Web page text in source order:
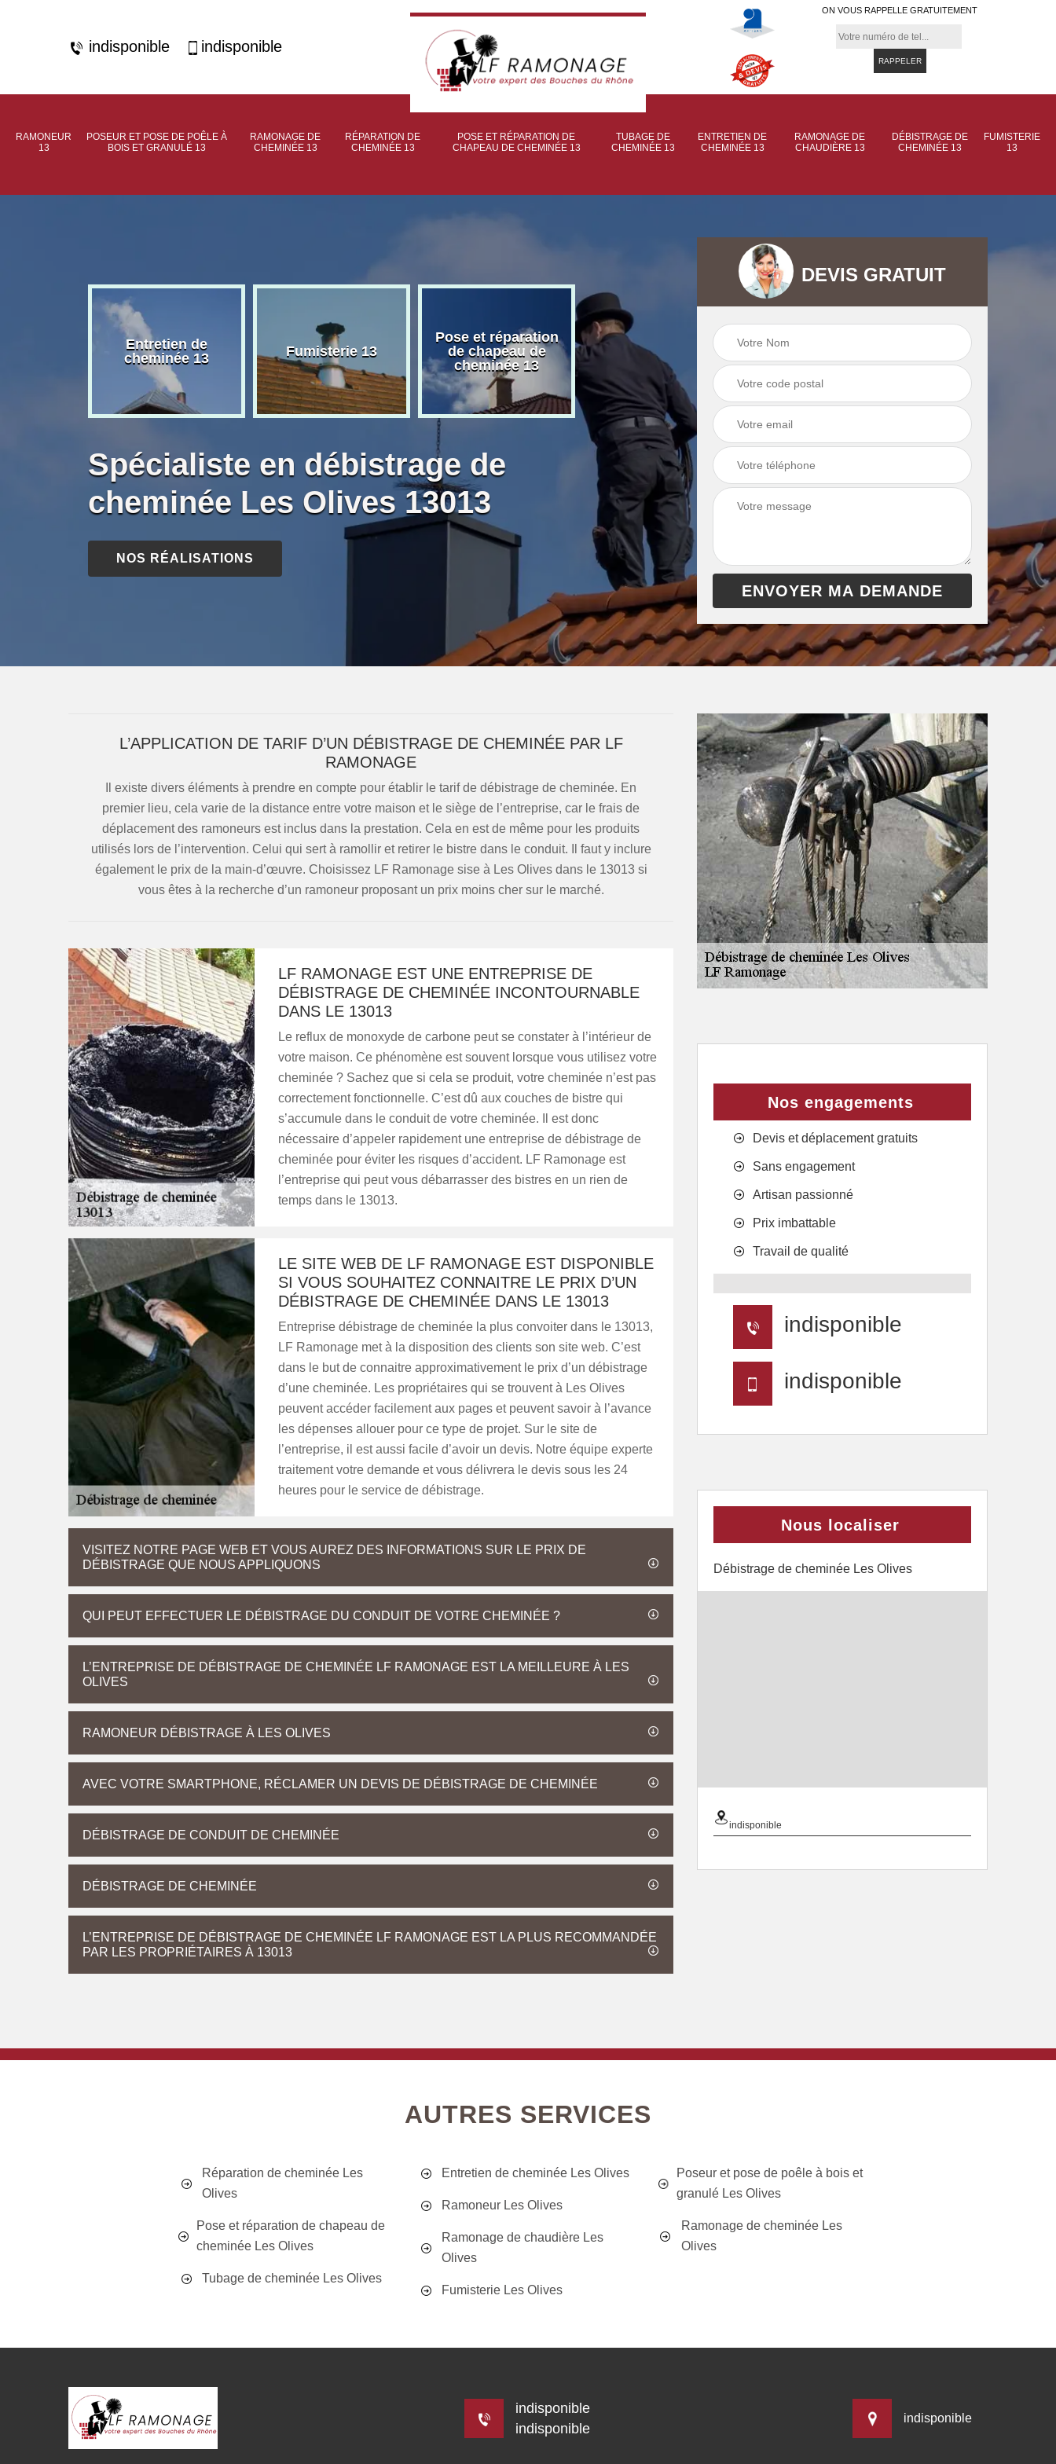
indisponible indisponible
ON VOUS RAPPELLE GRATUITEMENT
RAMONEUR
13
POSEUR ET POSE DE POÊLE À
BOIS ET GRANULÉ 13
RAMONAGE DE
CHEMINÉE 13
RÉPARATION DE
CHEMINÉE 13
POSE ET RÉPARATION DE
CHAPEAU DE CHEMINÉE 13
TUBAGE DE
CHEMINÉE 13
ENTRETIEN DE
CHEMINÉE 13
RAMONAGE DE
CHAUDIÈRE 13
DÉBISTRAGE DE
CHEMINÉE 13
FUMISTERIE
13
Entretien de
cheminée 13
Fumisterie 13
Pose et réparation
de chapeau de
cheminée 13
Poseur et pose de
poêle à bois et
granulé 13
Ramonage de
chaudière 13
Ramonage de
cheminée 13
Spécialiste en débistrage de
cheminée Les Olives 13013
NOS RÉALISATIONS
DEVIS GRATUIT
L’APPLICATION DE TARIF D’UN DÉBISTRAGE DE CHEMINÉE PAR LF
RAMONAGE
Il existe divers éléments à prendre en compte pour établir le tarif de débistrage de cheminée. En
premier lieu, cela varie de la distance entre votre maison et le siège de l’entreprise, car le frais de
déplacement des ramoneurs est inclus dans la prestation. Cela en est de même pour les produits
utilisés lors de l’intervention. Celui qui sert à ramollir et retirer le bistre dans le conduit. Il faut y inclure
également le prix de la main-d’œuvre. Choisissez LF Ramonage sise à Les Olives dans le 13013 si
vous êtes à la recherche d’un ramoneur proposant un prix moins cher sur le marché.
LF RAMONAGE EST UNE ENTREPRISE DE
DÉBISTRAGE DE CHEMINÉE INCONTOURNABLE
DANS LE 13013
Le reflux de monoxyde de carbone peut se constater à l’intérieur de
votre maison. Ce phénomène est souvent lorsque vous utilisez votre
cheminée ? Sachez que si cela se produit, votre cheminée n’est pas
correctement fonctionnelle. C’est dû aux couches de bistre qui
s’accumule dans le conduit de votre cheminée. Il est donc
nécessaire d’appeler rapidement une entreprise de débistrage de
cheminée pour éviter les risques d’accident. LF Ramonage est
l’entreprise qui peut vous débarrasser des bistres en un rien de
temps dans le 13013.
LE SITE WEB DE LF RAMONAGE EST DISPONIBLE
SI VOUS SOUHAITEZ CONNAITRE LE PRIX D’UN
DÉBISTRAGE DE CHEMINÉE DANS LE 13013
Entreprise débistrage de cheminée la plus convoiter dans le 13013,
LF Ramonage met à la disposition des clients son site web. C’est
dans le but de connaitre approximativement le prix d’un débistrage
d’une cheminée. Les propriétaires qui se trouvent à Les Olives
peuvent accéder facilement aux pages et peuvent savoir à l’avance
les dépenses allouer pour ce type de projet. Sur le site de
l’entreprise, il est aussi facile d’avoir un devis. Notre équipe experte
traitement votre demande et vous délivrera le devis sous les 24
heures pour le service de débistrage.
VISITEZ NOTRE PAGE WEB ET VOUS AUREZ DES INFORMATIONS SUR LE PRIX DE
DÉBISTRAGE QUE NOUS APPLIQUONS
QUI PEUT EFFECTUER LE DÉBISTRAGE DU CONDUIT DE VOTRE CHEMINÉE ?
L’ENTREPRISE DE DÉBISTRAGE DE CHEMINÉE LF RAMONAGE EST LA MEILLEURE À LES
OLIVES
RAMONEUR DÉBISTRAGE À LES OLIVES
AVEC VOTRE SMARTPHONE, RÉCLAMER UN DEVIS DE DÉBISTRAGE DE CHEMINÉE
DÉBISTRAGE DE CONDUIT DE CHEMINÉE
DÉBISTRAGE DE CHEMINÉE
L’ENTREPRISE DE DÉBISTRAGE DE CHEMINÉE LF RAMONAGE EST LA PLUS RECOMMANDÉE
PAR LES PROPRIÉTAIRES À 13013
Nos engagements
Devis et déplacement gratuits
Sans engagement
Artisan passionné
Prix imbattable
Travail de qualité
indisponible
indisponible
Nous localiser
Débistrage de cheminée Les Olives
indisponible
AUTRES SERVICES
Réparation de cheminée Les
Olives
Pose et réparation de chapeau de
cheminée Les Olives
Tubage de cheminée Les Olives
Entretien de cheminée Les Olives
Ramoneur Les Olives
Ramonage de chaudière Les
Olives
Fumisterie Les Olives
Poseur et pose de poêle à bois et
granulé Les Olives
Ramonage de cheminée Les
Olives
indisponible
indisponible
indisponible